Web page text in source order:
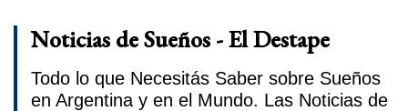
Noticias de Sueños - El Destape
Todo lo que Necesitás Saber sobre Sueños
en Argentina y en el Mundo. Las Noticias de